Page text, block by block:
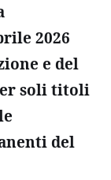
2026
e del
soli titoli
del